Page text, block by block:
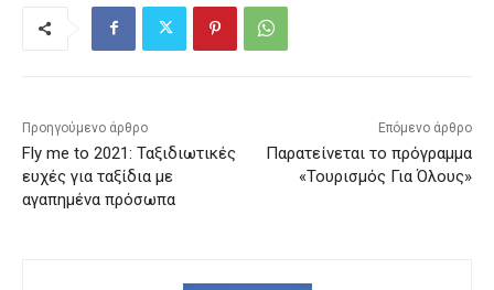
Προηγούμενο άρθρο
Fly me to 2021: Ταξιδιωτικές
ευχές για ταξίδια με
αγαπημένα πρόσωπα
Επόμενο άρθρο
Παρατείνεται το πρόγραμμα
«Τουρισμός Για Όλους»